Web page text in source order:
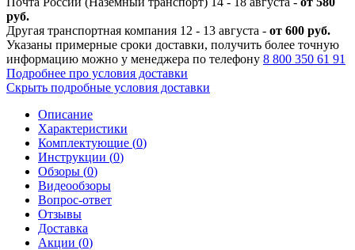
руб.
Другая транспортная компания 12 - 13 августа - от 600 руб.
Указаны примерные сроки доставки, получить более точную
информацию можно у менеджера по телефону 8 800 350 61 91
Подробнее про условия доставки
Скрыть подробные условия доставки
Описание
Характеристики
Комплектующие (0)
Инструкции (0)
Обзоры (0)
Видеообзоры
Вопрос-ответ
Отзывы
Доставка
Акции (0)